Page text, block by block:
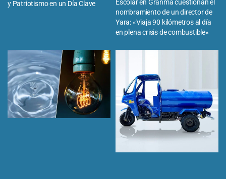
y Patriotismo en un Día Clave
Escolar en Granma cuestionan el
nombramiento de un director de
Yara: «Viaja 90 kilómetros al día
en plena crisis de combustible»